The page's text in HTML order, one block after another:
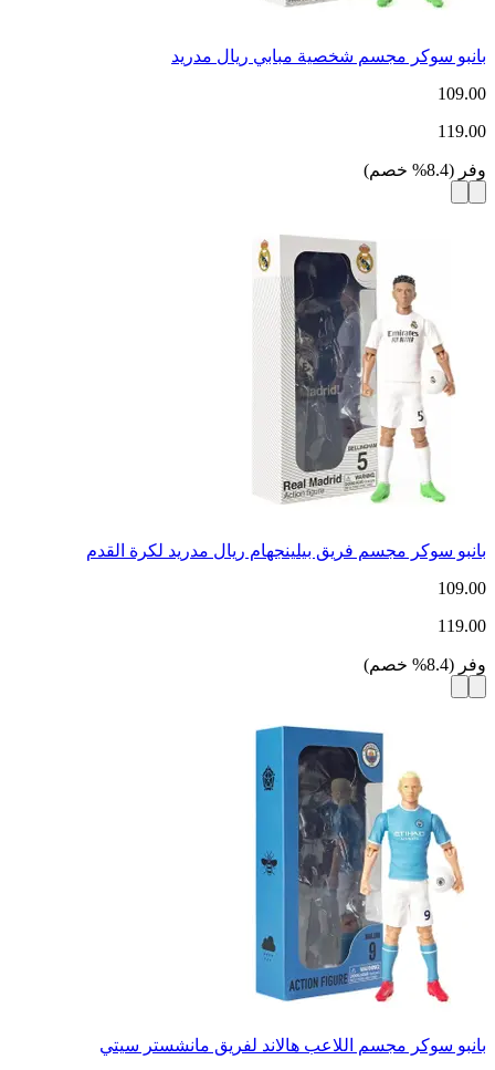
بانبو سوكر مجسم شخصية مبابي ريال مدريد
109.00
119.00
وفر (
8.4
% خصم)
بانبو سوكر مجسم فريق بيلينجهام ريال مدريد لكرة القدم
109.00
119.00
وفر (
8.4
% خصم)
بانبو سوكر مجسم اللاعب هالاند لفريق مانشستر سيتي